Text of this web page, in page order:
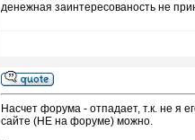
денежная заинтересованость не
Насчет форума - отпадает, т.к. не я
сайте (НЕ на форуме) можно.